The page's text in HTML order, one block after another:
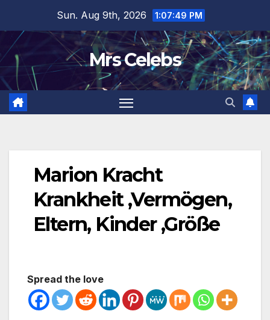
content
Sun. Aug 9th, 2026 1:07:49 PM
Mrs Celebs
Marion Kracht
Krankheit ,Vermögen,
Eltern, Kinder ,Größe
Spread the love